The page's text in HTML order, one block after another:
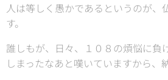
人は等しく愚かであるというのが、
す。
誰しもが、日々、１０８の煩悩に負
しまったなあと嘆いていますから、